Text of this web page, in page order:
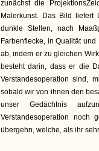
zunächst die
Malerkunst. Das Bild liefert
dunkle Stellen, nach
Farbenflecke, in Qualität
ab, indem er zu gleichen
besteht darin, dass er die
Verstandesoperation sind,
sobald wir von ihnen den
unser Gedächtnis
Verstandesoperation
übergehn, welche, als ihr